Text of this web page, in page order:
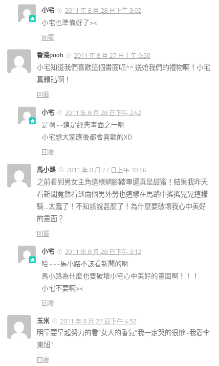
小宅 2011 年 8 月 28 日下午 3:02
小宅也準備好了><
回覆
香港pooh 2011 年 8 月 27 日上午 9:50
小宅知道我們喜歡這個畫面呢^^ 送姶我們的禮物啊！小宅
真體貼啊！
回覆
小宅 2011 年 8 月 28 日下午 2:42
是啊~~這是經典畫面之一啊
小宅想大家應後都會喜歡的XD
回覆
馬小路 2011 年 8 月 27 日上午 10:46
之前看到男女主角這樣騎腳踏車還真是甜蜜！結果我昨天
看新聞竟然看到兩個男外勞也這樣在馬路中搖搖晃晃這樣
騎…太蠢了！不知該說甚麼了！為什麼要破壞我心中美好
的畫面？
回覆
小宅 2011 年 8 月 28 日下午 3:12
哈~~~馬小路不該看新聞的啊
馬小路為什麼也要破壞小宅心中美好的畫面啊！！！
小宅不要啊><
回覆
玉米 2011 年 8 月 27 日下午 4:52
明早要早起努力的看”女人的香氣”我一定哭的很慘~我愛李
東旭”
回覆